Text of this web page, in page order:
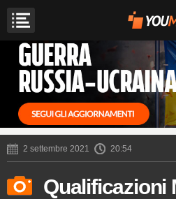
2 settembre 2021 20:54
Qualificazioni